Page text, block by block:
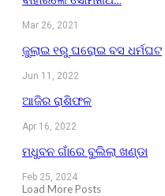
Mar 26, 2021
ଜୁଲାଇ ୧ରୁ ଘରୋଇ ବସ ଧର୍ମଘଟ
Jun 11, 2022
ଆଜିର ରାଶିଫଳ
Apr 16, 2022
ମଧୁବନ ଗାଁରେ ବୁଲିଲା ଖଣ୍ଡା
Feb 25, 2024
Load More Posts